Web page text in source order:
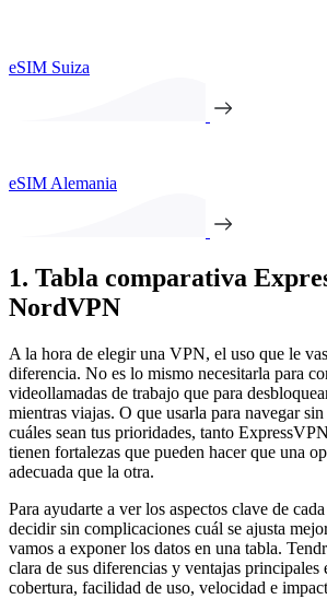
eSIM Suiza
eSIM Alemania
1. Tabla comparativa
NordVPN
A la hora de elegir una VPN, el uso que le
diferencia. No es lo mismo necesitarla para
videollamadas de trabajo que para
mientras viajas. O que usarla para navegar
cuáles sean tus prioridades, tanto
tienen fortalezas que pueden hacer que una
adecuada que la otra.
Para ayudarte a ver los aspectos clave de
decidir sin complicaciones cuál se ajusta
vamos a exponer los datos en una tabla.
clara de sus diferencias y ventajas principales
cobertura, facilidad de uso, velocidad e